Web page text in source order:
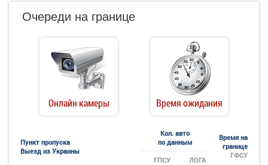
Очереди на границе
Онлайн камеры Время ожидания
Пункт пропуска
Выезд из Украины
Кол. авто
по данным
Время на
границе
ГФСУ
ГПСУ ЛОГА